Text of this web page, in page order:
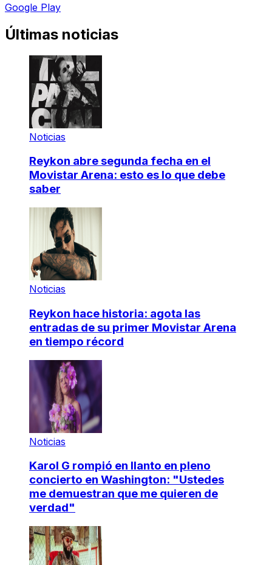
Google Play
Últimas noticias
Noticias
Reykon abre segunda fecha en el
Movistar Arena: esto es lo que debe
saber
Noticias
Reykon hace historia: agota las
entradas de su primer Movistar Arena
en tiempo récord
Noticias
Karol G rompió en llanto en pleno
concierto en Washington: "Ustedes
me demuestran que me quieren de
verdad"